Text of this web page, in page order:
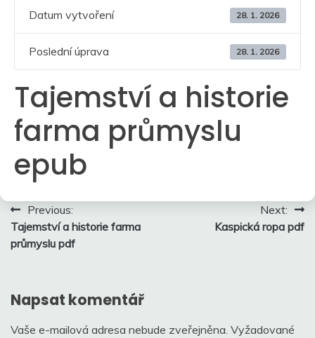
Datum vytvoření 28. 1. 2026
Poslední úprava 28. 1. 2026
Tajemství a historie
farma průmyslu
epub
Navigace
pro
příspěvek
Previous:
Tajemství a historie farma
průmyslu pdf
Next:
Kaspická ropa pdf
Napsat komentář
Vaše e-mailová adresa nebude zveřejněna. Vyžadované